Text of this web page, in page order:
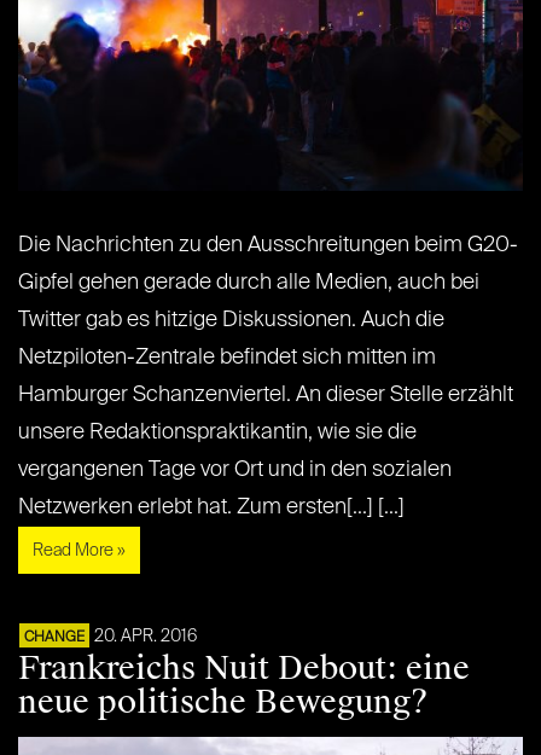
Die Nachrichten zu den Ausschreitungen beim G20-
Gipfel gehen gerade durch alle Medien, auch bei
Twitter gab es hitzige Diskussionen. Auch die
Netzpiloten-Zentrale befindet sich mitten im
Hamburger Schanzenviertel. An dieser Stelle erzählt
unsere Redaktionspraktikantin, wie sie die
vergangenen Tage vor Ort und in den sozialen
Netzwerken erlebt hat. Zum ersten[...] [...]
Read More »
CHANGE 20. APR. 2016
Frankreichs Nuit Debout: eine
neue politische Bewegung?